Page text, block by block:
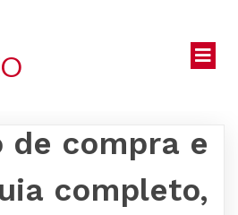
de compra e
completo,